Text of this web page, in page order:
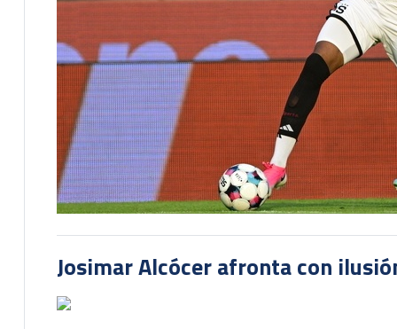
Josimar Alcócer afronta con